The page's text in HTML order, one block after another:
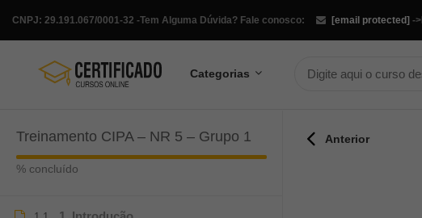
Tem Alguma Dúvida? Fale conosco: [email protected]
CNPJ: 29.191.067/0001-32 - ->
Categorias
Treinamento CIPA – NR 5 – Grupo 1
% concluído
Anterior